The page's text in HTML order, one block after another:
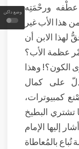
وضع داكن عطْفه ورحْمَتِه
هذا الأب غير
لهذا الابن أن
عظمة الأب؟
الكون؟! وهذا
على كمال
كمبيوترات،
البطيخ
إليها الإمام
بالمُعاطاة